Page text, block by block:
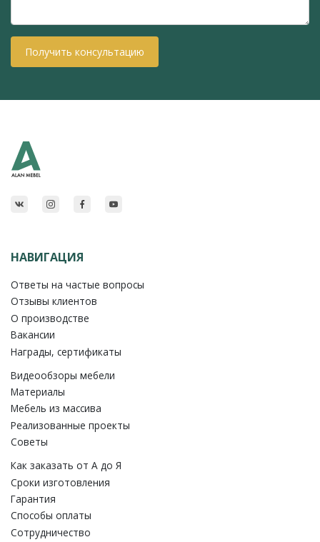
Получить консультацию
НАВИГАЦИЯ
Ответы на частые вопросы
Отзывы клиентов
О производстве
Вакансии
Награды, сертификаты
Видеообзоры мебели
Материалы
Мебель из массива
Реализованные проекты
Советы
Как заказать от A до Я
Сроки изготовления
Гарантия
Способы оплаты
Сотрудничество